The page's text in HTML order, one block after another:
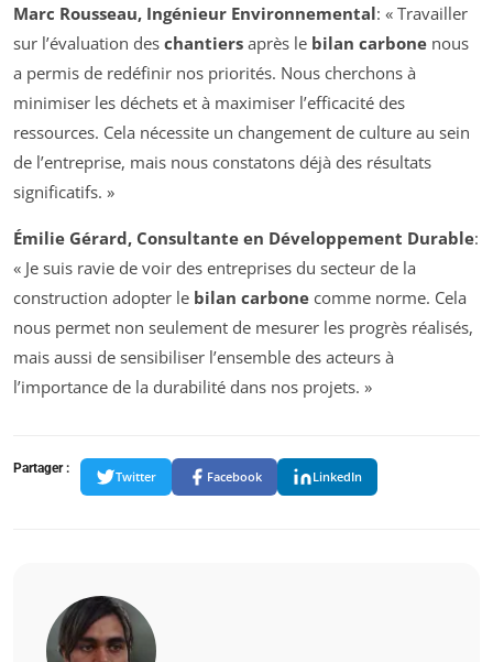
Marc Rousseau, Ingénieur Environnemental: « Travailler
sur l’évaluation des chantiers après le bilan carbone nous
a permis de redéfinir nos priorités. Nous cherchons à
minimiser les déchets et à maximiser l’efficacité des
ressources. Cela nécessite un changement de culture au sein
de l’entreprise, mais nous constatons déjà des résultats
significatifs. »
Émilie Gérard, Consultante en Développement Durable:
« Je suis ravie de voir des entreprises du secteur de la
construction adopter le bilan carbone comme norme. Cela
nous permet non seulement de mesurer les progrès réalisés,
mais aussi de sensibiliser l’ensemble des acteurs à
l’importance de la durabilité dans nos projets. »
Partager :
Twitter Facebook LinkedIn